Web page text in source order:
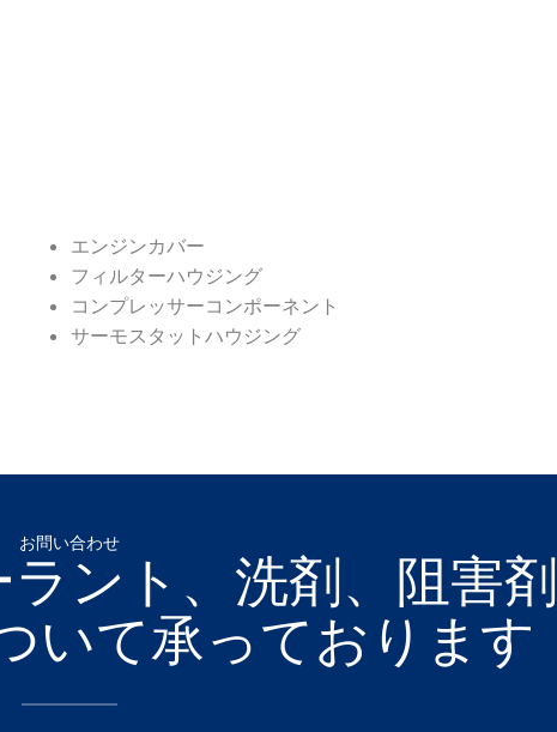
エンジンカバー
フィルターハウジング
コンプレッサーコンポーネント
サーモスタットハウジング
お問い合わせ
ント、洗剤、阻害剤
いて承っております